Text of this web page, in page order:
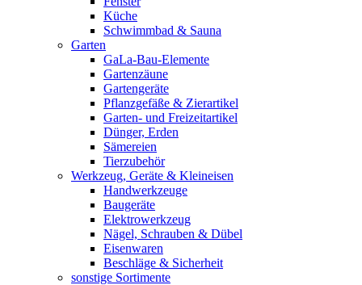
Küche
Schwimmbad & Sauna
Garten
GaLa-Bau-Elemente
Gartenzäune
Gartengeräte
Pflanzgefäße & Zierartikel
Garten- und Freizeitartikel
Dünger, Erden
Sämereien
Tierzubehör
Werkzeug, Geräte & Kleineisen
Handwerkzeuge
Baugeräte
Elektrowerkzeug
Nägel, Schrauben & Dübel
Eisenwaren
Beschläge & Sicherheit
sonstige Sortimente